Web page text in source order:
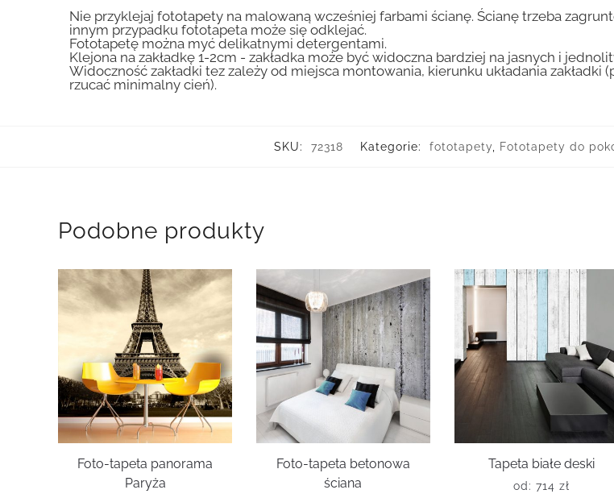
Nie przyklejaj fototapety na malowaną wcześniej farbami ścianę. Ścianę trzeba
innym przypadku fototapeta może się odklejać.
Fototapetę można myć delikatnymi detergentami.
Klejona na zakładkę 1-2cm - zakładka może być widoczna bardziej na jasnych i
Widoczność zakładki tez zależy od miejsca montowania, kierunku układania
rzucać minimalny cień).
SKU: 72318 Kategorie: fototapety, Fototapety do
Podobne produkty
Foto-tapeta panorama
Paryża
Foto-tapeta betonowa
ściana
Tapeta białe deski
od: 714 zł